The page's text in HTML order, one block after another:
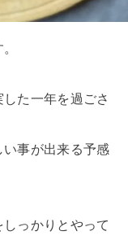
た一年を過ごさ
い事が出来る予感
っかりとやって